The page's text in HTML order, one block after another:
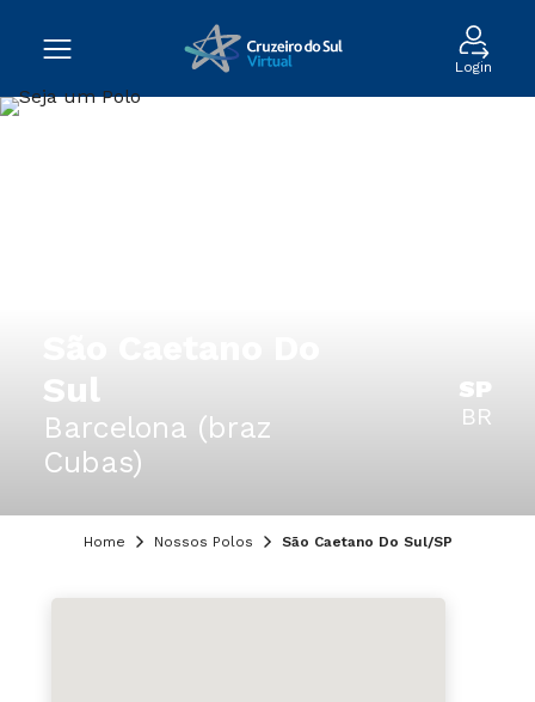
Login
Sul
Barcelona (braz
Cubas)
SP
BR
Home Nossos Polos São Caetano Do Sul/SP